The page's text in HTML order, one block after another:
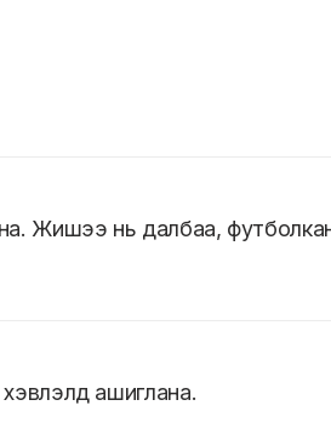
Жишээ нь далбаа,
хэвлэлд ашиглана.